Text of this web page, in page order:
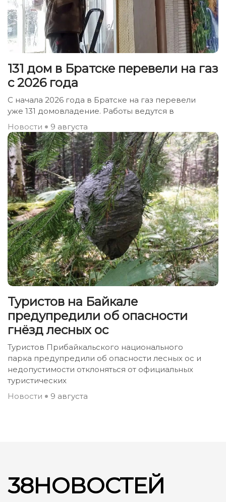
131 дом в Братске перевели на газ
с 2026 года
С начала 2026 года в Братске на газ перевели
уже 131 домовладение. Работы ведутся в
Новости
9 августа
Туристов на Байкале
предупредили об опасности
гнёзд лесных ос
Туристов Прибайкальского национального
парка предупредили об опасности лесных ос и
недопустимости отклоняться от официальных
туристических
Новости
9 августа
38НОВОСТЕЙ